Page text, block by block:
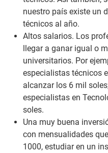
nuestro país existe un
técnicos al año.
Altos salarios. Los
llegar a ganar igual o
universitarios. Por
especialistas técnicos
alcanzar los 6 mil
especialistas en
soles.
Una muy buena
con mensualidades
1000, estudiar en un